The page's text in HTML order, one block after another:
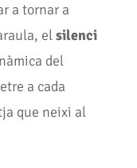
a tornar a
elsilenci
del
a cada
que neixi al